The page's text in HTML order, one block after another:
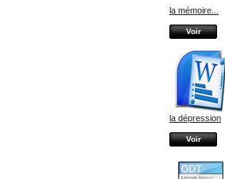
la mémoire...
Voir
la dépression
Voir